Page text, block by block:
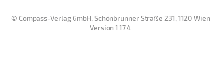
© Compass-Verlag GmbH, Schönbrunner Straße 231, 1120 Wien
Version 1.17.4